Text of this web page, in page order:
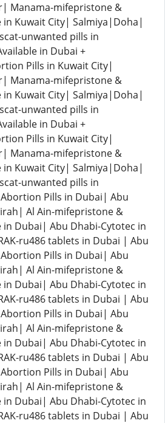
Manama-mifepristone &
in Kuwait City| Salmiya|Doha|
unwanted pills in
in Dubai +
Pills in Kuwait City|
Manama-mifepristone &
in Kuwait City| Salmiya|Doha|
unwanted pills in
in Dubai +
Pills in Kuwait City|
Manama-mifepristone &
in Kuwait City| Salmiya|Doha|
unwanted pills in
Pills in Dubai| Abu
Al Ain-mifepristone &
Dubai| Abu Dhabi-Cytotec in
ru486 tablets in Dubai | Abu
Pills in Dubai| Abu
Al Ain-mifepristone &
Dubai| Abu Dhabi-Cytotec in
ru486 tablets in Dubai | Abu
Pills in Dubai| Abu
Al Ain-mifepristone &
Dubai| Abu Dhabi-Cytotec in
ru486 tablets in Dubai | Abu
Pills in Dubai| Abu
Al Ain-mifepristone &
Dubai| Abu Dhabi-Cytotec in
ru486 tablets in Dubai | Abu